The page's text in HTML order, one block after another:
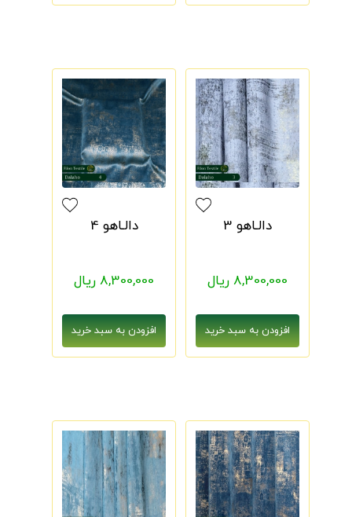
دالـاهو 3
8,300,000 ریال
دالـاهو 4
8,300,000 ریال